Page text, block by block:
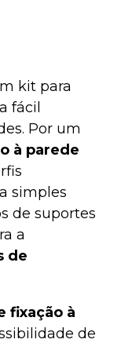
kit para
fácil
Por um
à parede
simples
de suportes
a
de
fixação à
de